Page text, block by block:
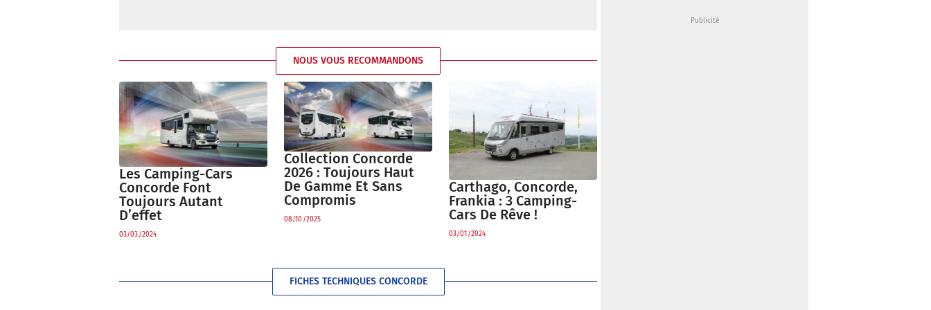
NOUS VOUS RECOMMANDONS
Les Camping-Cars
Concorde Font
Toujours Autant
D’effet
03/03/2024
Collection Concorde
2026 : Toujours Haut
De Gamme Et Sans
Compromis
08/10/2025
Carthago, Concorde,
Frankia : 3 Camping-
Cars De Rêve !
03/01/2024
FICHES TECHNIQUES CONCORDE